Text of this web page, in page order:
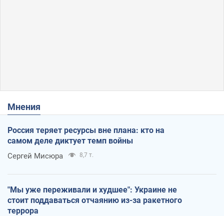
Мнения
Россия теряет ресурсы вне плана: кто на
самом деле диктует темп войны
Сергей Мисюра 8,7 т.
"Мы уже переживали и худшее": Украине не
стоит поддаваться отчаянию из-за ракетного
террора